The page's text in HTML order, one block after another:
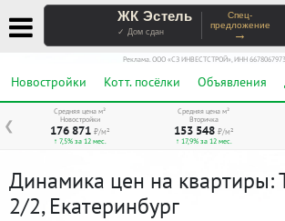
ЖК Эстель
✓ Дом сдан
Спец-
предложение
→
Реклама. ООО «СЗ ИНВЕСТСТРОЙ», ИНН 6678067973
Новостройки Котт. посёлки Объявления
❮
Средняя цена м²
Новостройки
176 871 ₽/м²
↑ 7,5% за 12 мес.
Средняя цена м²
Вторичка
153 548 ₽/м²
↑ 17,9% за 12 мес.
Динамика цен на квартиры:
2/2, Екатеринбург